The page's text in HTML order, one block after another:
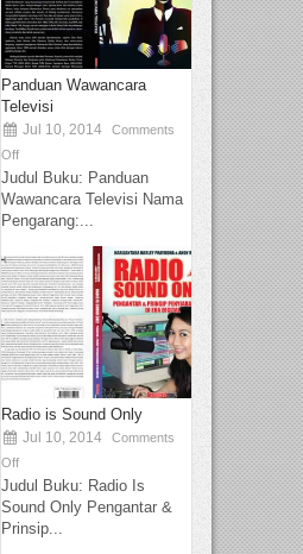
Panduan Wawancara
Televisi
Jul 10, 2014
Comments
Off
Judul Buku: Panduan
Wawancara Televisi Nama
Pengarang:...
Radio is Sound Only
Jul 10, 2014
Comments
Off
Judul Buku: Radio Is
Sound Only Pengantar &
Prinsip...